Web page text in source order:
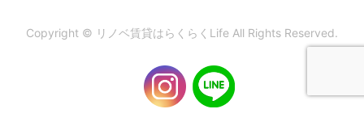
Copyright © リノベ賃貸はらくらくLife All Rights Reserved.